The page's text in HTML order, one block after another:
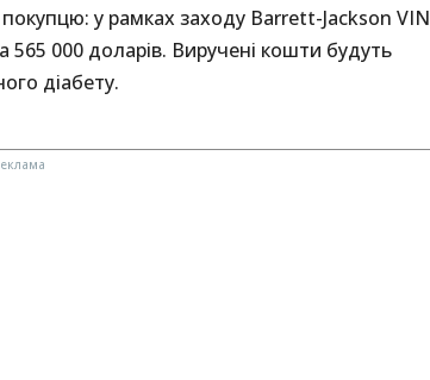
у рамках заходу Barrett-Jackson VIN
565 000 доларів. Виручені кошти будуть
діабету.